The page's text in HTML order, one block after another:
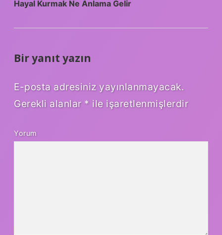
Hayal Kurmak Ne Anlama Gelir
Bir yanıt yazın
E-posta adresiniz yayınlanmayacak.
Gerekli alanlar * ile işaretlenmişlerdir
Yorum